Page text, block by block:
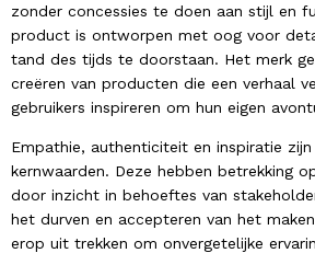
zonder concessies te doen aan stijl en
product is ontworpen met oog voor
tand des tijds te doorstaan. Het merk
creëren van producten die een verhaal
gebruikers inspireren om hun eigen
Empathie, authenticiteit en inspiratie zijn
kernwaarden. Deze hebben betrekking
door inzicht in behoeftes van
het durven en accepteren van het
erop uit trekken om onvergetelijke